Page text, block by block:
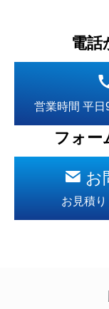
電話
営業時間 平
フォー
お
お見積